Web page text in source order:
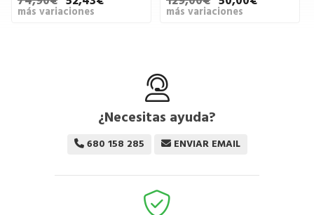
más variaciones más variaciones
¿Necesitas ayuda?
680 158 285 ENVIAR EMAIL